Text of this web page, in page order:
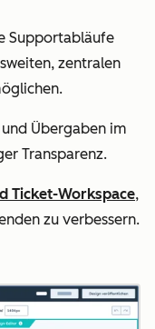
Supportabläufe
zentralen
Übergaben im
Transparenz.
Ticket-Workspace,
zu verbessern.